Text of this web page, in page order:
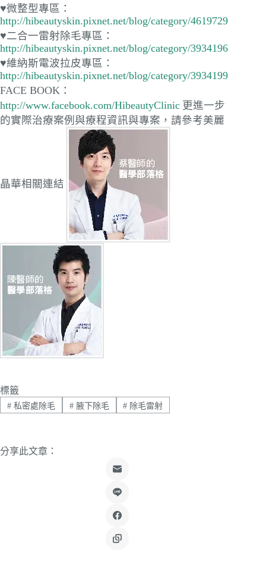
♥微整型專區：
http://hibeautyskin.pixnet.net/blog/category/4619729
♥二合一雷射除毛專區：
http://hibeautyskin.pixnet.net/blog/category/3934196
♥維納斯電波拉皮專區：
http://hibeautyskin.pixnet.net/blog/category/3934199
FACE BOOK：
http://www.facebook.com/HibeautyClinic 更進一步
的實際治療案例與療程資訊與專案，請參考美麗
晶華相關連結
標籤
#私密處除毛 #腋下除毛 # 除毛雷射
分享此文章：